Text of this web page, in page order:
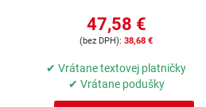
47,58 €
38,68 €
✔ Vrátane textovej platničky
✔ Vrátane podušky